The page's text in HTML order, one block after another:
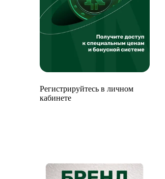
Регистрируйтесь в личном
кабинете